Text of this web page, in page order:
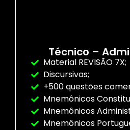
Técnico –
Material REVISÃO 7X;
Discursivas;
+500 questões
Mnemônicos
Mnemônicos
Mnemônicos